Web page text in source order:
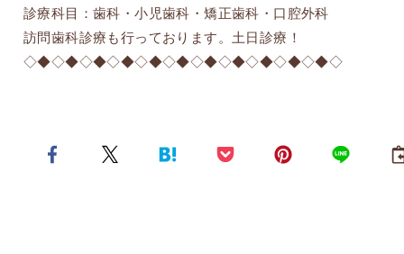
診療科目：歯科・小児歯科・矯正歯科・口腔外科
訪問歯科診療も行っております。土日診療！
◇◆◇◆◇◆◇◆◇◆◇◆◇◆◇◆◇◆◇◆◇◆◇